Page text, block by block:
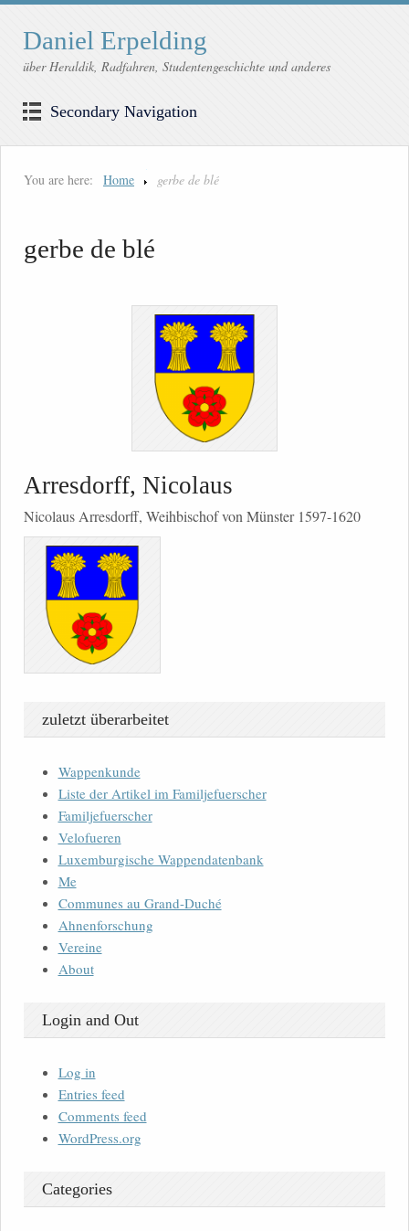
Daniel Erpelding
über Heraldik, Radfahren, Studentengeschichte und anderes
Secondary Navigation
You are here: Home gerbe de blé
gerbe de blé
Arresdorff, Nicolaus
Nicolaus Arresdorff, Weihbischof von Münster 1597-1620
zuletzt überarbeitet
Wappenkunde
Liste der Artikel im Familjefuerscher
Familjefuerscher
Velofueren
Luxemburgische Wappendatenbank
Me
Communes au Grand-Duché
Ahnenforschung
Vereine
About
Login and Out
Log in
Entries feed
Comments feed
WordPress.org
Categories